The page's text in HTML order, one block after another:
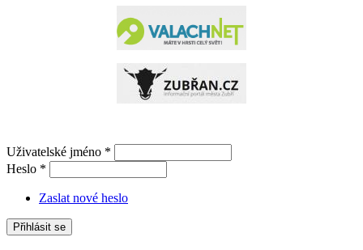
Uživatelské jméno *
Heslo *
Zaslat nové heslo